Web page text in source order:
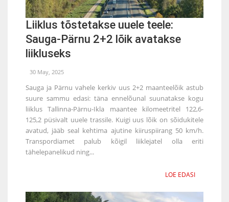
Liiklus tõstetakse uuele teele:
Sauga-Pärnu 2+2 lõik avatakse
liikluseks
30 May, 2025
Sauga ja Pärnu vahele kerkiv uus 2+2 maanteelõik astub
suure sammu edasi: täna ennelõunal suunatakse kogu
liiklus Tallinna-Pärnu-Ikla maantee kilomeetritel 122,6-
125,2 püsivalt uuele trassile. Kuigi uus lõik on sõidukitele
avatud, jääb seal kehtima ajutine kiiruspiirang 50 km/h.
Transpordiamet palub kõigil liiklejatel olla eriti
tähelepanelikud ning...
LOE EDASI